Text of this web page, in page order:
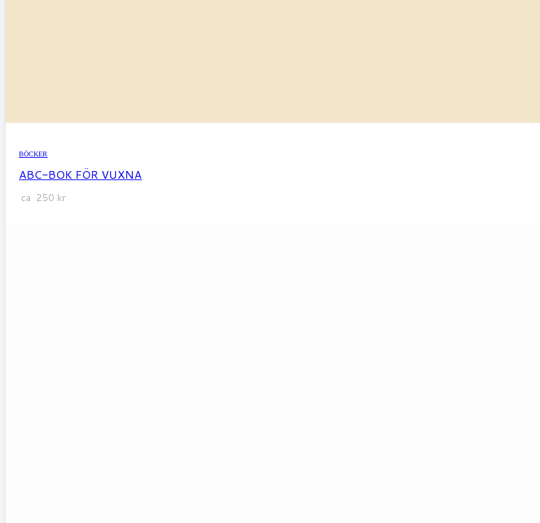
BÖCKER
ABC-BOK FÖR VUXNA
ca 250 kr